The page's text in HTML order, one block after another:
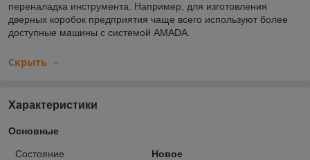
переналадка инструмента. Например, для изготовления
дверных коробок предприятия чаще всего используют более
доступные машины с системой AMADA.
Скрыть
Характеристики
Основные
Состояние Новое